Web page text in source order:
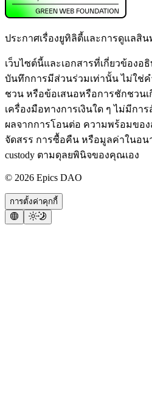
ประกาศเรื่องยูทิลิตี้และการดูแลสิน
เว็บไซต์นี้และเอกสารที่เกี่ยวข้องอ
บันทึกการมีส่วนร่วมเท่านั้น ไม่ใช่
ชวน หรือข้อเสนอหรือการชักชวน
เครื่องมือทางการเงินใด ๆ ไม่มีก
ผลจากการโอนต่อ ความพร้อมขอ
จัดสรร การซื้อคืน หรือมูลค่าในอน
custody ตามดุลยพินิจของคุณเอง
© 2026 Epics DAO
การตั้งค่าคุกกี้